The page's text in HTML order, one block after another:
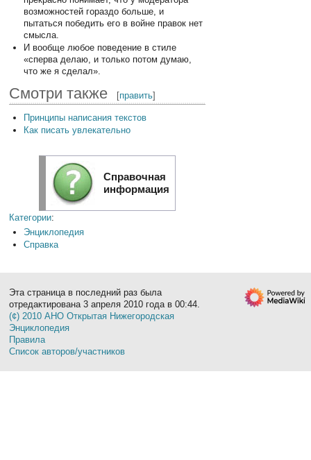
возможностей гораздо больше, и
пытаться победить его в войне правок нет
смысла.
И вообще любое поведение в стиле
«сперва делаю, и только потом думаю,
что же я сделал».
Смотри также [править]
Принципы написания текстов
Как писать увлекательно
Справочная
информация
Категории:
Энциклопедия
Справка
Эта страница в последний раз была
отредактирована 3 апреля 2010 года в 00:44.
(¢) 2010 АНО Открытая Нижегородская
Энциклопедия
Правила
Список авторов/участников